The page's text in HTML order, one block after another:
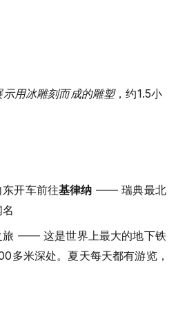
用冰雕刻而成的雕塑，约1.5小
开车前往基律纳 —— 瑞典最北
旅 —— 这是世界上最大的地下铁
多米深处。夏天每天都有游览，